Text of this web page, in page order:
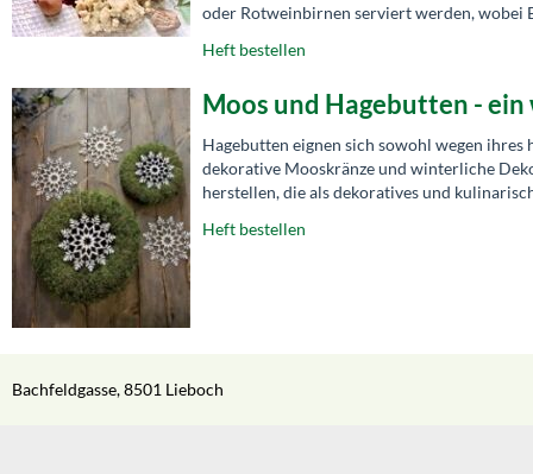
oder Rotweinbirnen serviert werden, wobei
Heft bestellen
Moos und Hagebutten -
Hagebutten eignen sich sowohl wegen
dekorative Mooskränze und winterliche
herstellen, die als dekoratives und
Heft bestellen
Bachfeldgasse, 8501 Lieboch